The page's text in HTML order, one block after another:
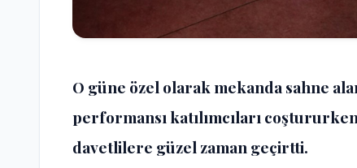
O güne özel olarak mekanda sahne
performansı katılımcıları
davetlilere güzel zaman geçirtti.